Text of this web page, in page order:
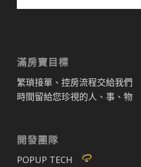
滿房寶目標
繁瑣接單、控房流程交給我們
時間留給您珍視的人、事、物
開發團隊
POPUP TECH